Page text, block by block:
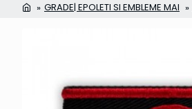
GRADE| EPOLETI SI EMBLEME MAI